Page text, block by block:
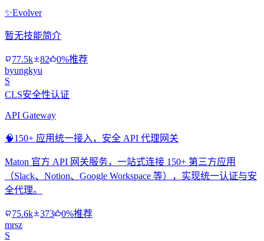
✨Evolver
暂无技能简介
77.5k 82
0%推荐
byungkyu
S
CLS安全性认证
API Gateway
🧠150+ 应用统一接入，安全 API 代理网关
Maton 官方 API 网关服务，一站式连接 150+ 第三方应用
（Slack、Notion、Google Workspace 等），实现统一认证与安
全代理。
75.6k 373
0%推荐
mrsz
S